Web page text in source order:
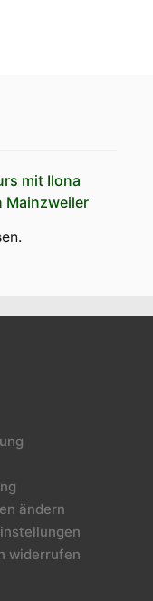
mit Ilona
Mainzweiler
ändern
widerrufen